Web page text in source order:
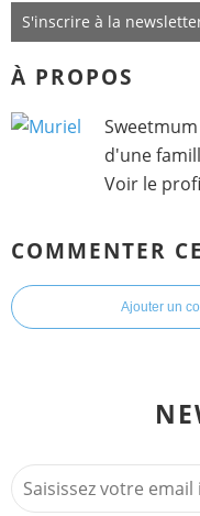
S'inscrire à la
À PROPOS
d'une
Voir le
COMMENTER
Ajouter un